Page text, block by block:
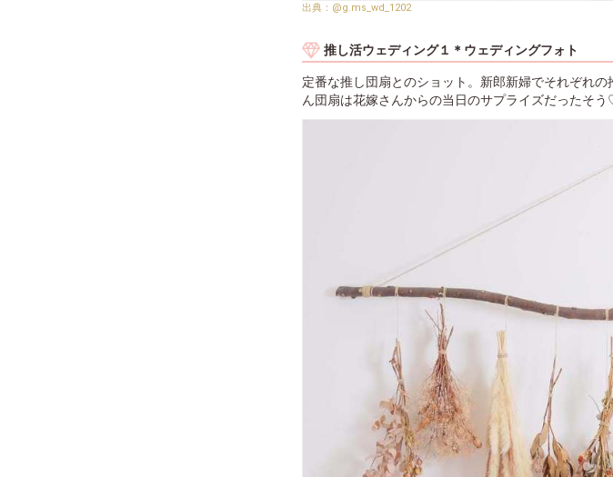
@g.ms_wd_1202
推し活ウェディング１＊ウェディングフォト
定番な推し団扇とのショット。新郎新婦でそれぞれ
ん団扇は花嫁さんからの当日のサプライズだったそ